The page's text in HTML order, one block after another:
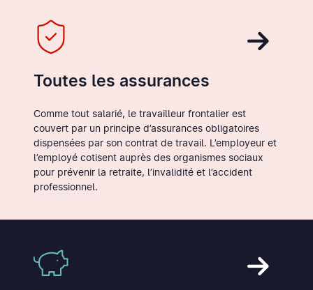
Toutes les assurances
Comme tout salarié, le travailleur frontalier est
couvert par un principe d’assurances obligatoires
dispensées par son contrat de travail. L’employeur et
l’employé cotisent auprès des organismes sociaux
pour prévenir la retraite, l’invalidité et l’accident
professionnel.